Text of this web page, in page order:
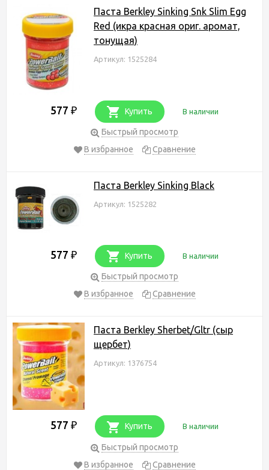
Паста Berkley Sinking Snk Slim Egg
Red (икра красная ориг. аромат,
тонущая)
Артикул: 1525284
577 ₽ Купить В наличии
Быстрый просмотр
В избранное
Сравнение
Паста Berkley Sinking Black
Артикул: 1525282
577 ₽ Купить В наличии
Быстрый просмотр
В избранное
Сравнение
Паста Berkley Sherbet/Gltr (сыр
щербет)
Артикул: 1376754
577 ₽ Купить В наличии
Быстрый просмотр
В избранное
Сравнение